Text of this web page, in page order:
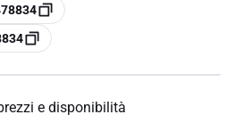
e disponibilità